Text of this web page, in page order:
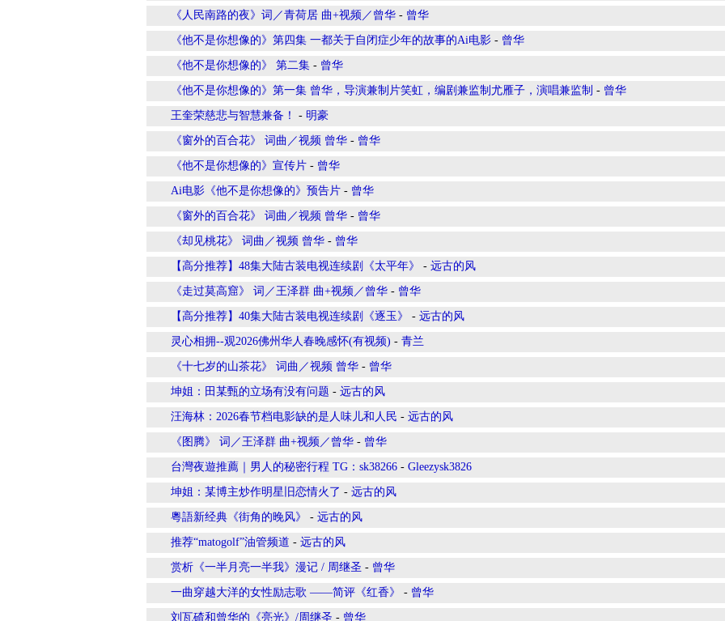
《人民南路的夜》词／青荷居 曲+视频／曾华 - 曾华
《他不是你想像的》第四集 一都关于自闭症少年的故事的Ai电影 - 曾华
《他不是你想像的》 第二集 - 曾华
《他不是你想像的》第一集 曾华，导演兼制片笑虹，编剧兼监制尤雁子，演唱兼监制 - 曾华
王奎荣慈悲与智慧兼备！ - 明豪
《窗外的百合花》 词曲／视频 曾华 - 曾华
《他不是你想像的》宣传片 - 曾华
Ai电影《他不是你想像的》预告片 - 曾华
《窗外的百合花》 词曲／视频 曾华 - 曾华
《却见桃花》 词曲／视频 曾华 - 曾华
【高分推荐】48集大陆古装电视连续剧《太平年》 - 远古的风
《走过莫高窟》 词／王泽群 曲+视频／曾华 - 曾华
【高分推荐】40集大陆古装电视连续剧《逐玉》 - 远古的风
灵心相拥--观2026佛州华人春晚感怀(有视频) - 青兰
《十七岁的山茶花》 词曲／视频 曾华 - 曾华
坤姐：田某甄的立场有没有问题 - 远古的风
汪海林：2026春节档电影缺的是人味儿和人民 - 远古的风
《图腾》 词／王泽群 曲+视频／曾华 - 曾华
台灣夜遊推薦｜男人的秘密行程 TG：sk38266 - Gleezysk3826
坤姐：某博主炒作明星旧恋情火了 - 远古的风
粵語新经典《街角的晚风》 - 远古的风
推荐“matogolf”油管频道 - 远古的风
赏析《一半月亮一半我》漫记 / 周继圣 - 曾华
一曲穿越大洋的女性励志歌 ——简评《红香》 - 曾华
刘瓦碴和曾华的《亮光》/周继圣 - 曾华